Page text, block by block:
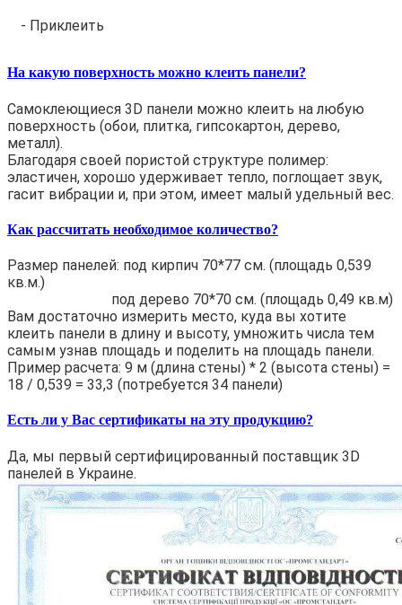
- Приклеить
На какую поверхность можно клеить панели?
Самоклеющиеся 3D панели можно клеить на любую
поверхность (обои, плитка, гипсокартон, дерево,
металл).
Благодаря своей пористой структуре полимер:
эластичен, хорошо удерживает тепло, поглощает звук,
гасит вибрации и, при этом, имеет малый удельный вес.
Как рассчитать необходимое количество?
Размер панелей: под кирпич 70*77 см. (площадь 0,539
кв.м.)
под дерево 70*70 см. (площадь 0,49 кв.м)
Вам достаточно измерить место, куда вы хотите
клеить панели в длину и высоту, умножить числа тем
самым узнав площадь и поделить на площадь панели.
Пример расчета: 9 м (длина стены) * 2 (высота стены) =
18 / 0,539 = 33,3 (потребуется 34 панели)
Есть ли у Вас сертификаты на эту продукцию?
Да, мы первый сертифицированный поставщик 3D
панелей в Украине.